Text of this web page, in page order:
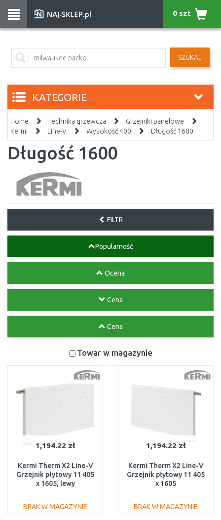
SZUKAJ
0 szt
KATEGORIE
Home Technika grzewcza
Grzejniki panelowe
Kermi
Line-V Wysokość 400 Długość 1600
Długość 1600
FILTR
Popularność
Ocena
Cena
Cena
Towar w magazynie
1,194.22 zł
Kermi Therm X2 Line-V
Grzejnik płytowy 11 405
x 1605, lewy
BRAK W MAGAZYNIE
1,194.22 zł
Kermi Therm X2 Line-V
Grzejnik płytowy 11 405
x 1605
BRAK W MAGAZYNIE